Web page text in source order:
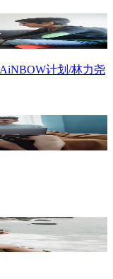
计划/林力尧